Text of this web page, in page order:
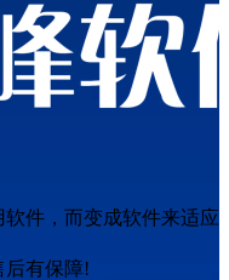
件，而变成软件来适应
后有保障!